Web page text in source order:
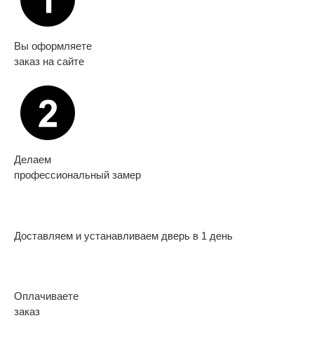
Вы оформляете
заказ на сайте
Делаем
профессиональный замер
Доставляем и устанавливаем дверь в 1 день
Оплачиваете
заказ